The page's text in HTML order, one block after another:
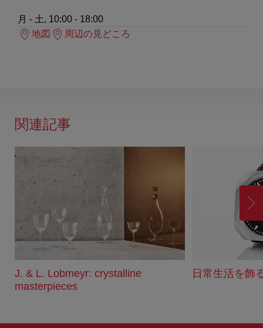
月 - 土, 10:00 - 18:00
地図
周辺の見どころ
関連記事
J. & L. Lobmeyr: crystalline
masterpieces
日常生活を飾
進
む